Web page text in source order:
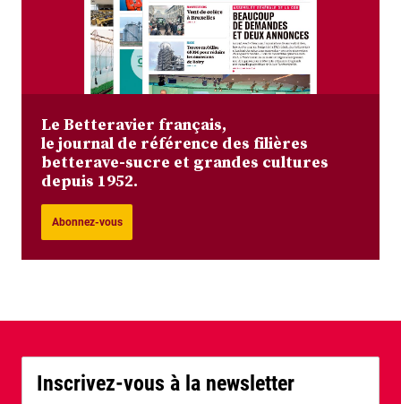
Le Betteravier français,
le journal de référence des filières
betterave-sucre et grandes cultures
depuis 1952.
Abonnez-vous
Inscrivez-vous à la newsletter